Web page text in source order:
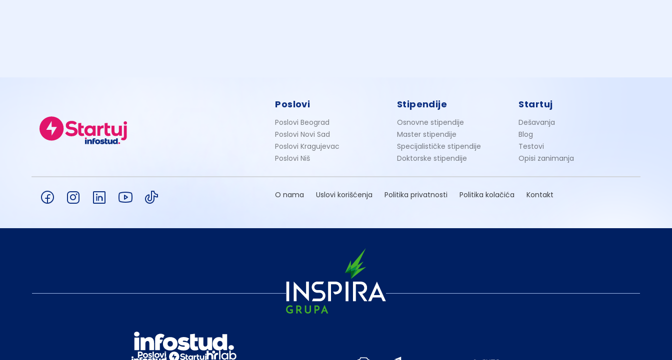
Poslovi
Poslovi Beograd
Poslovi Novi Sad
Poslovi Kragujevac
Poslovi Niš
Stipendije
Osnovne stipendije
Master stipendije
Specijalističke stipendije
Doktorske stipendije
Startuj
Dešavanja
Blog
Testovi
Opisi zanimanja
O nama Uslovi korišćenja Politika privatnosti Politika kolačića Kontakt